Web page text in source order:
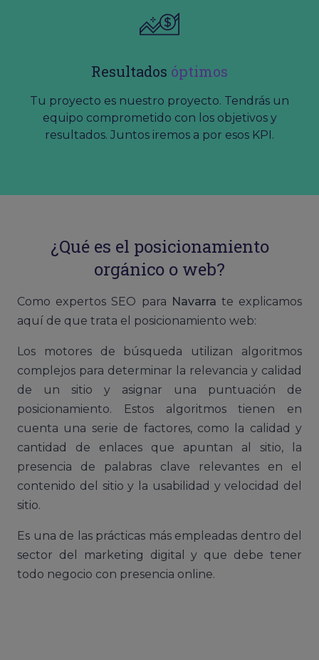
Resultados óptimos
Tu proyecto es nuestro proyecto. Tendrás un
equipo comprometido con los objetivos y
resultados. Juntos iremos a por esos KPI.
¿Qué es el posicionamiento
orgánico o web?
Como expertos SEO para Navarra te explicamos
aquí de que trata el posicionamiento web:
Los motores de búsqueda utilizan algoritmos
complejos para determinar la relevancia y calidad
de un sitio y asignar una puntuación de
posicionamiento. Estos algoritmos tienen en
cuenta una serie de factores, como la calidad y
cantidad de enlaces que apuntan al sitio, la
presencia de palabras clave relevantes en el
contenido del sitio y la usabilidad y velocidad del
sitio.
Es una de las prácticas más empleadas dentro del
sector del marketing digital y que debe tener
todo negocio con presencia online.